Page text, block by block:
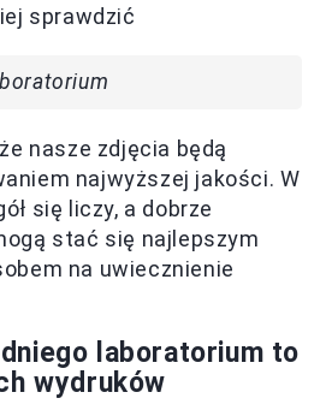
sprawdzić
nasze zdjęcia będą
najwyższej jakości. W
się liczy, a dobrze
stać się najlepszym
na uwiecznienie
laboratorium to
wydruków